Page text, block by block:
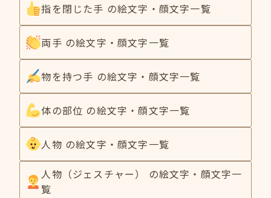
指を閉じた手 の絵文字・顔文字一覧
両手 の絵文字・顔文字一覧
物を持つ手 の絵文字・顔文字一覧
体の部位 の絵文字・顔文字一覧
人物 の絵文字・顔文字一覧
人物（ジェスチャー） の絵文字・顔文字一
覧